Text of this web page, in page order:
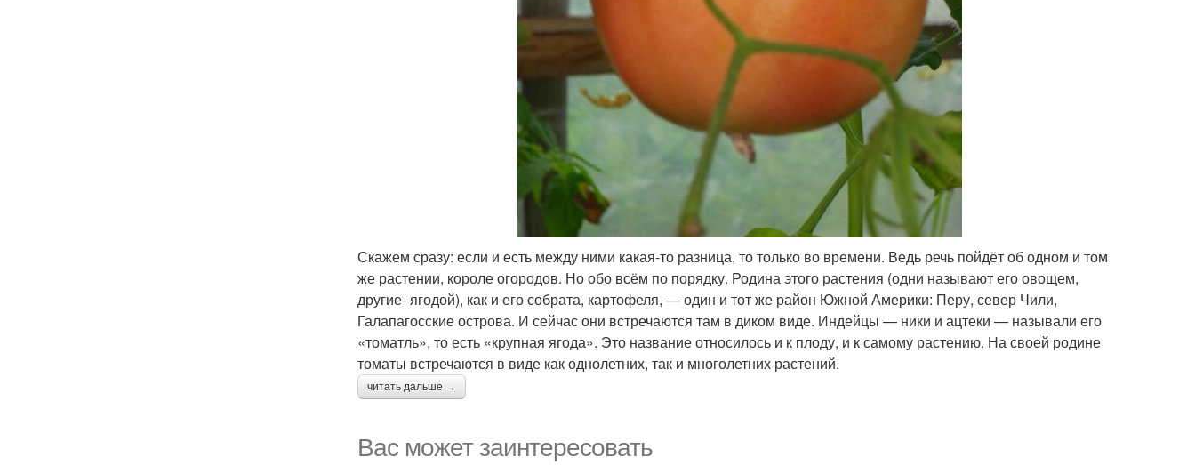
Скажем сразу: если и есть между ними какая-то разница, то только во времени. Ведь речь пойдёт об одном и том
же растении, короле огородов. Но обо всём по порядку. Родина этого растения (одни называют его овощем,
другие- ягодой), как и его собрата, картофеля, — один и тот же район Южной Америки: Перу, север Чили,
Галапагосские острова. И сейчас они встречаются там в диком виде. Индейцы — ники и ацтеки — называли его
«томатль», то есть «крупная ягода». Это название относилось и к плоду, и к самому растению. На своей родине
томаты встречаются в виде как однолетних, так и многолетних растений.
читать дальше →
Вас может заинтересовать